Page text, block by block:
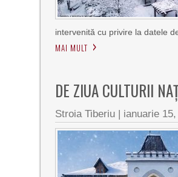
intervenită cu privire la datele
MAI MULT
DE ZIUA CULTURII
Stroia Tiberiu | ianuarie